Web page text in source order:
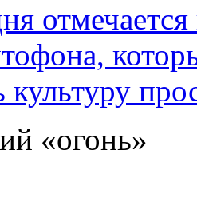
«огонь»